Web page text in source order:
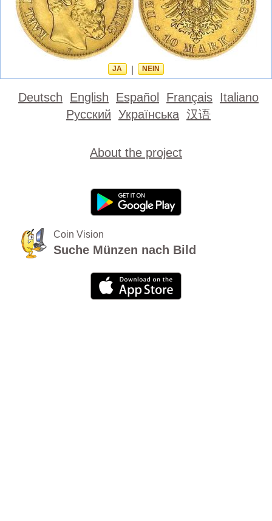
JA NEIN
Deutsch English Español Français Italiano
Русский Українська 汉语
About the project
Coin Vision
Suche Münzen nach Bild